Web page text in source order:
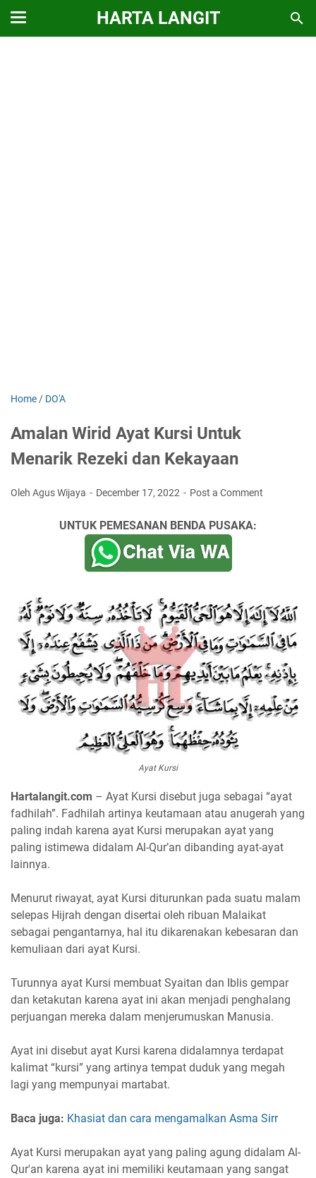
HARTA LANGIT
Home / DO'A
Amalan Wirid Ayat Kursi Untuk
Menarik Rezeki dan Kekayaan
Oleh Agus Wijaya December 17, 2022 Post a Comment
UNTUK PEMESANAN BENDA PUSAKA:
Ayat Kursi
Hartalangit.com – Ayat Kursi disebut juga sebagai “ayat
fadhilah”. Fadhilah artinya keutamaan atau anugerah yang
paling indah karena ayat Kursi merupakan ayat yang
paling istimewa didalam Al-Qur’an dibanding ayat-ayat
lainnya.
Menurut riwayat, ayat Kursi diturunkan pada suatu malam
selepas Hijrah dengan disertai oleh ribuan Malaikat
sebagai pengantarnya, hal itu dikarenakan kebesaran dan
kemuliaan dari ayat Kursi.
Turunnya ayat Kursi membuat Syaitan dan Iblis gempar
dan ketakutan karena ayat ini akan menjadi penghalang
perjuangan mereka dalam menjerumuskan Manusia.
Ayat ini disebut ayat Kursi karena didalamnya terdapat
kalimat “kursi” yang artinya tempat duduk yang megah
lagi yang mempunyai martabat.
Baca juga: Khasiat dan cara mengamalkan Asma Sirr
Ayat Kursi merupakan ayat yang paling agung didalam Al-
Qur'an karena ayat ini memiliki keutamaan yang sangat